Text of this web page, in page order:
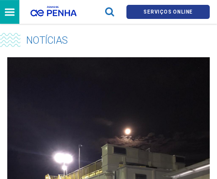
SERVIÇOS ONLINE
NOTÍCIAS